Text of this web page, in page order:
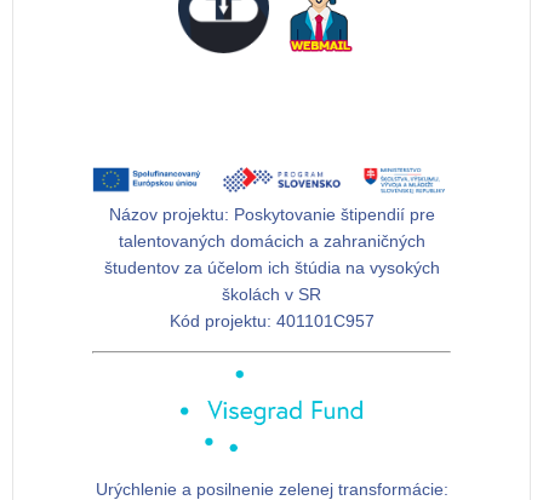
Názov projektu: Poskytovanie štipendií pre
talentovaných domácich a zahraničných
študentov za účelom ich štúdia na vysokých
školách v SR
Kód projektu: 401101C957
Urýchlenie a posilnenie zelenej transformácie: